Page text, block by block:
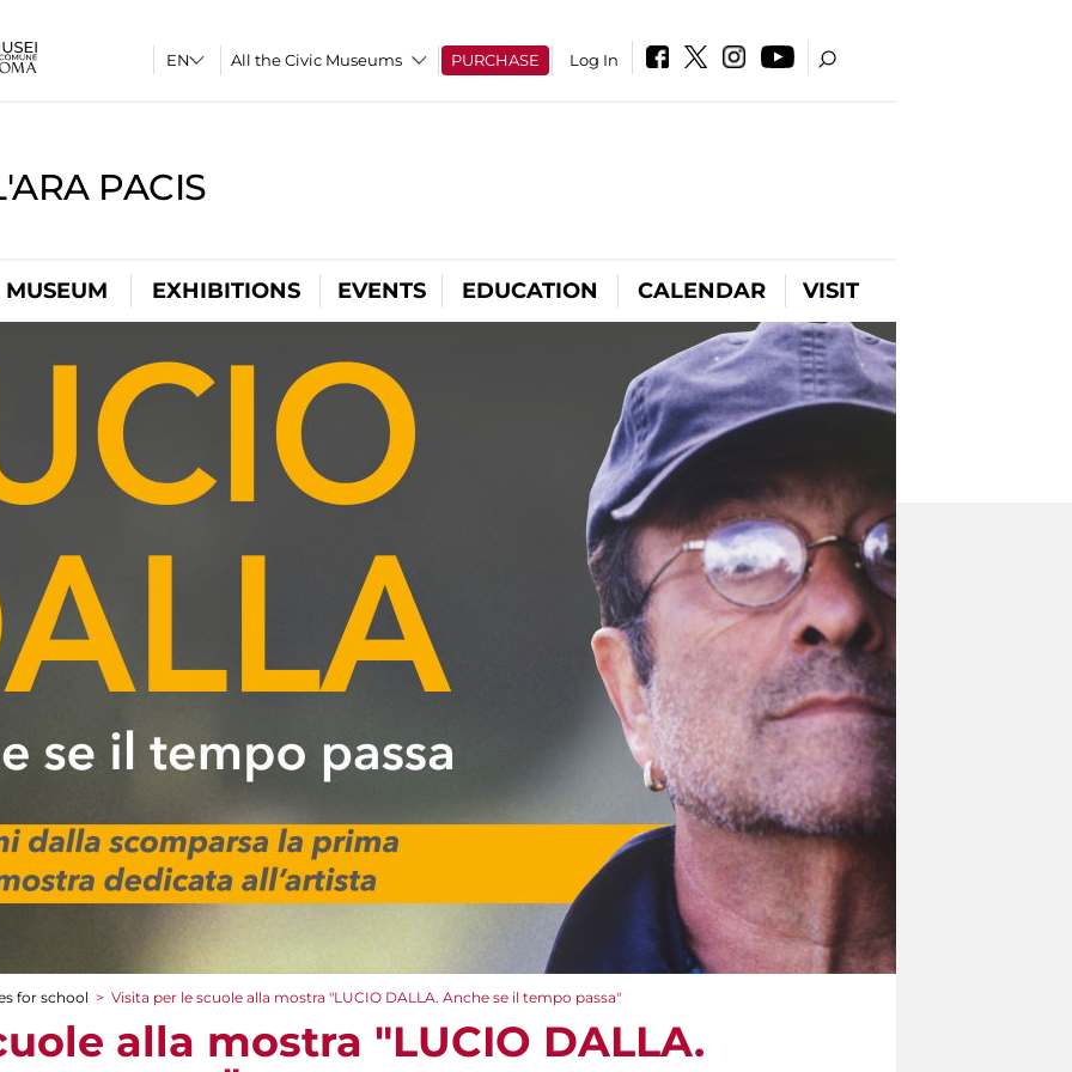
All the Civic Museums PURCHASE Log In
PACIS
EXHIBITIONS EVENTS EDUCATION CALENDAR VISIT
for school > Visita per le scuole alla mostra "LUCIO DALLA. Anche se il tempo passa"
alla mostra "LUCIO DALLA.